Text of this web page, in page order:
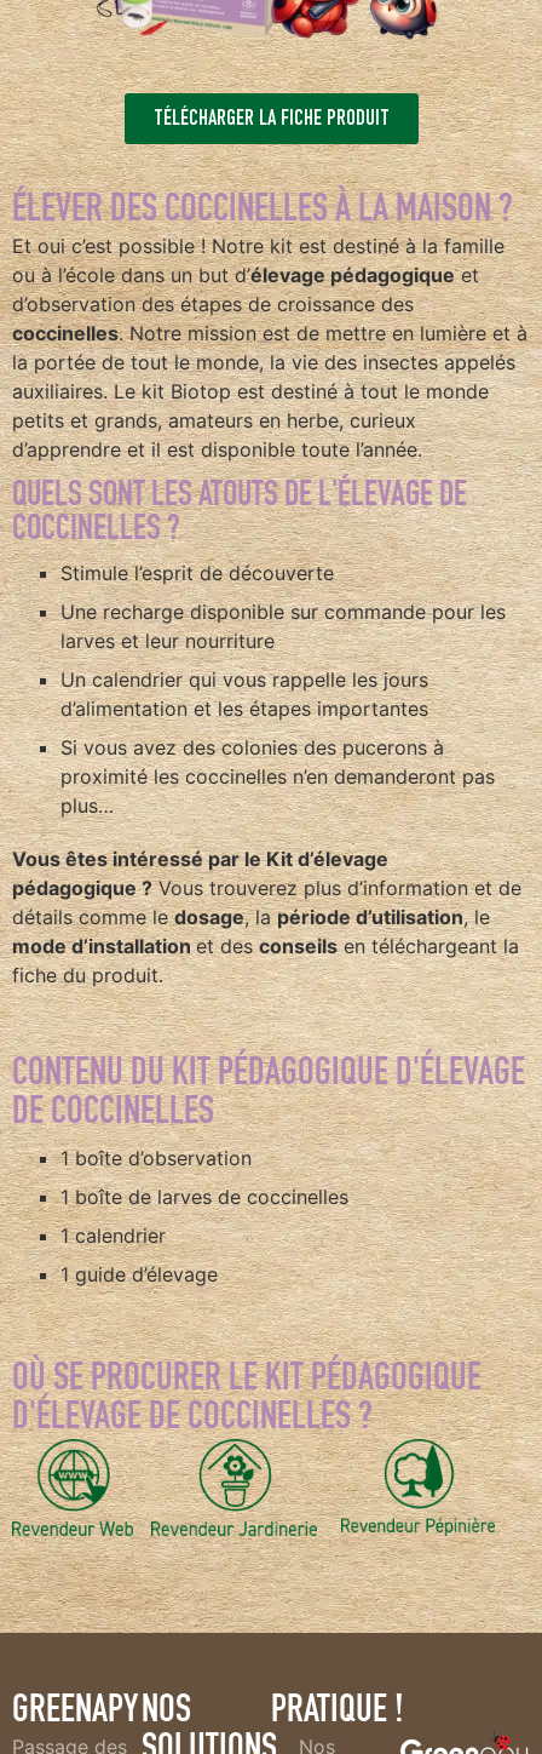
TÉLÉCHARGER LA FICHE PRODUIT
ÉLEVER DES COCCINELLES À LA MAISON ?
Et oui c’est possible ! Notre kit est destiné à la famille
ou à l’école dans un but d’élevage pédagogiqueet
d’observation des étapes de croissance des
coccinelles. Notre mission est de mettre en lumière et à
la portée de tout le monde, la vie des insectes appelés
auxiliaires. Le kit Biotop est destiné à tout le monde
petits et grands, amateurs en herbe, curieux
d’apprendre et il est disponible toute l’année.
QUELS SONT LES ATOUTS DE L'ÉLEVAGE DE
COCCINELLES ?
Stimule l’esprit de découverte
Une recharge disponible sur commande pour les
larves et leur nourriture
Un calendrier qui vous rappelle les jours
d’alimentation et les étapes importantes
Si vous avez des colonies des pucerons à
proximité les coccinelles n’en demanderont pas
plus…
Vous êtes intéressé par le Kit d’élevage
pédagogique ?Vous trouverez plus d’information et de
détails comme ledosage, lapériode d’utilisation, le
mode d’installationet desconseilsen téléchargeant la
fiche du produit.
CONTENU DU KIT PÉDAGOGIQUE D'ÉLEVAGE
DE COCCINELLES
1 boîte d’observation
1 boîte de larves de coccinelles
1 calendrier
1 guide d’élevage
OÙ SE PROCURER LE KIT PÉDAGOGIQUE
D'ÉLEVAGE DE COCCINELLES ?
GREENAPY
Passage des
NOS
PRATIQUE !
Nos